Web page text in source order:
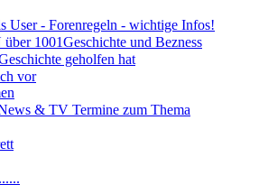
- Forenregeln - wichtige Infos!
1001Geschichte und Bezness
geholfen hat
vor
& TV Termine zum Thema